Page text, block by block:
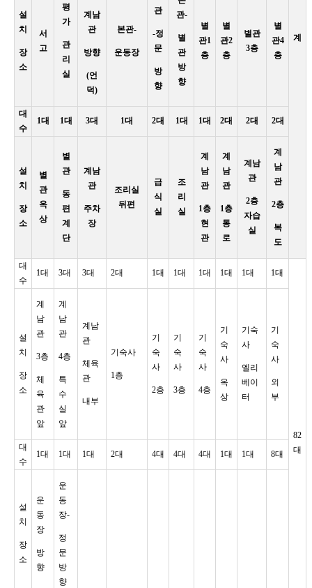
계
설
치
장
소
서
고
평
가
관
리
실
계남
관
방향
(언
덕)
본관-
운동장
관
-정
문
방
향
관-
별
관
방
향
별
관1
층
별
관2
층
별관
3층
별
관4
층
대
수
1대 1대 3대 1대 2대 1대 1대 2대 2대 2대
설
치
장
소
별
관
옥
상
별
관
동
편
계
단
계남
관
주차
장
조리실
뒤편
급
식
실
조
리
실
계
남
관
1층
현
관
계
남
관
1층
통
로
계남
관
2층
자습
실
계
남
관
2층
복
도
대
수
1대 3대 3대 2대 1대 1대 1대 1대 1대 1대
82
대
설
치
장
소
계
남
관
3층
체
육
관
앞
계
남
관
4층
특
수
실
앞
계남
관
체육
관
내부
기숙사
1층
기
숙
사
2층
기
숙
사
3층
기
숙
사
4층
기
숙
사
옥
상
기숙
사
엘리
베이
터
기
숙
사
외
부
대
수
1대 1대 1대 2대 4대 4대 4대 1대 1대 8대
설
치
장
소
운
동
장
방
향
운
동
장-
정
문
방
향